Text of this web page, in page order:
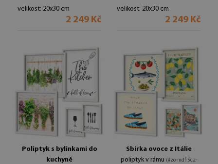
velikost: 20x30 cm
2 249 Kč
velikost: 20x30 cm
2 249 Kč
Poliptyk s bylinkami do
kuchyně
Sbírka ovoce z Itálie
poliptyk v rámu (#zo-mdf-5cz-